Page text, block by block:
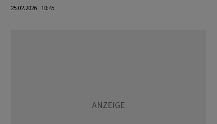
25.02.2026 10:45